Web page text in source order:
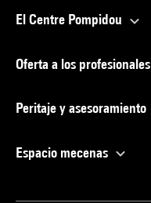
El Centre Pompidou
Oferta a los profesionales
Peritaje y asesoramiento
Espacio mecenas